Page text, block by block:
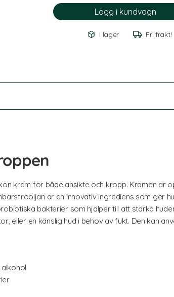
I lager Fri frakt!
kräm för både ansikte och kropp. Krämen är
är en innovativ ingrediens som ger
bakterier som hjälper till att stärka
eller en känslig hud i behov av fukt. Den kan